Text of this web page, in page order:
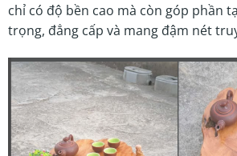
chỉ có độ bền cao mà còn góp phần
trọng, đẳng cấp và mang đậm nét